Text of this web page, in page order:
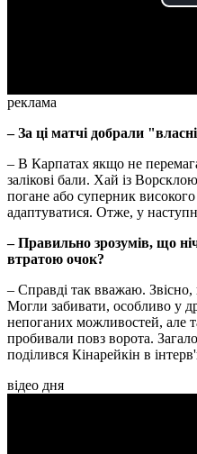
реклама
– За ці матчі добрали
– В Карпатах якщо не
залікові бали. Хай із
погане або суперник
адаптуватися. Отже, у
– Правильно зрозумів, що
втратою очок?
– Справді так вважаю.
Могли забивати, особливо у
непоганих можливостей, але
пробивали повз ворота.
поділився Кінарейкін в
відео дня